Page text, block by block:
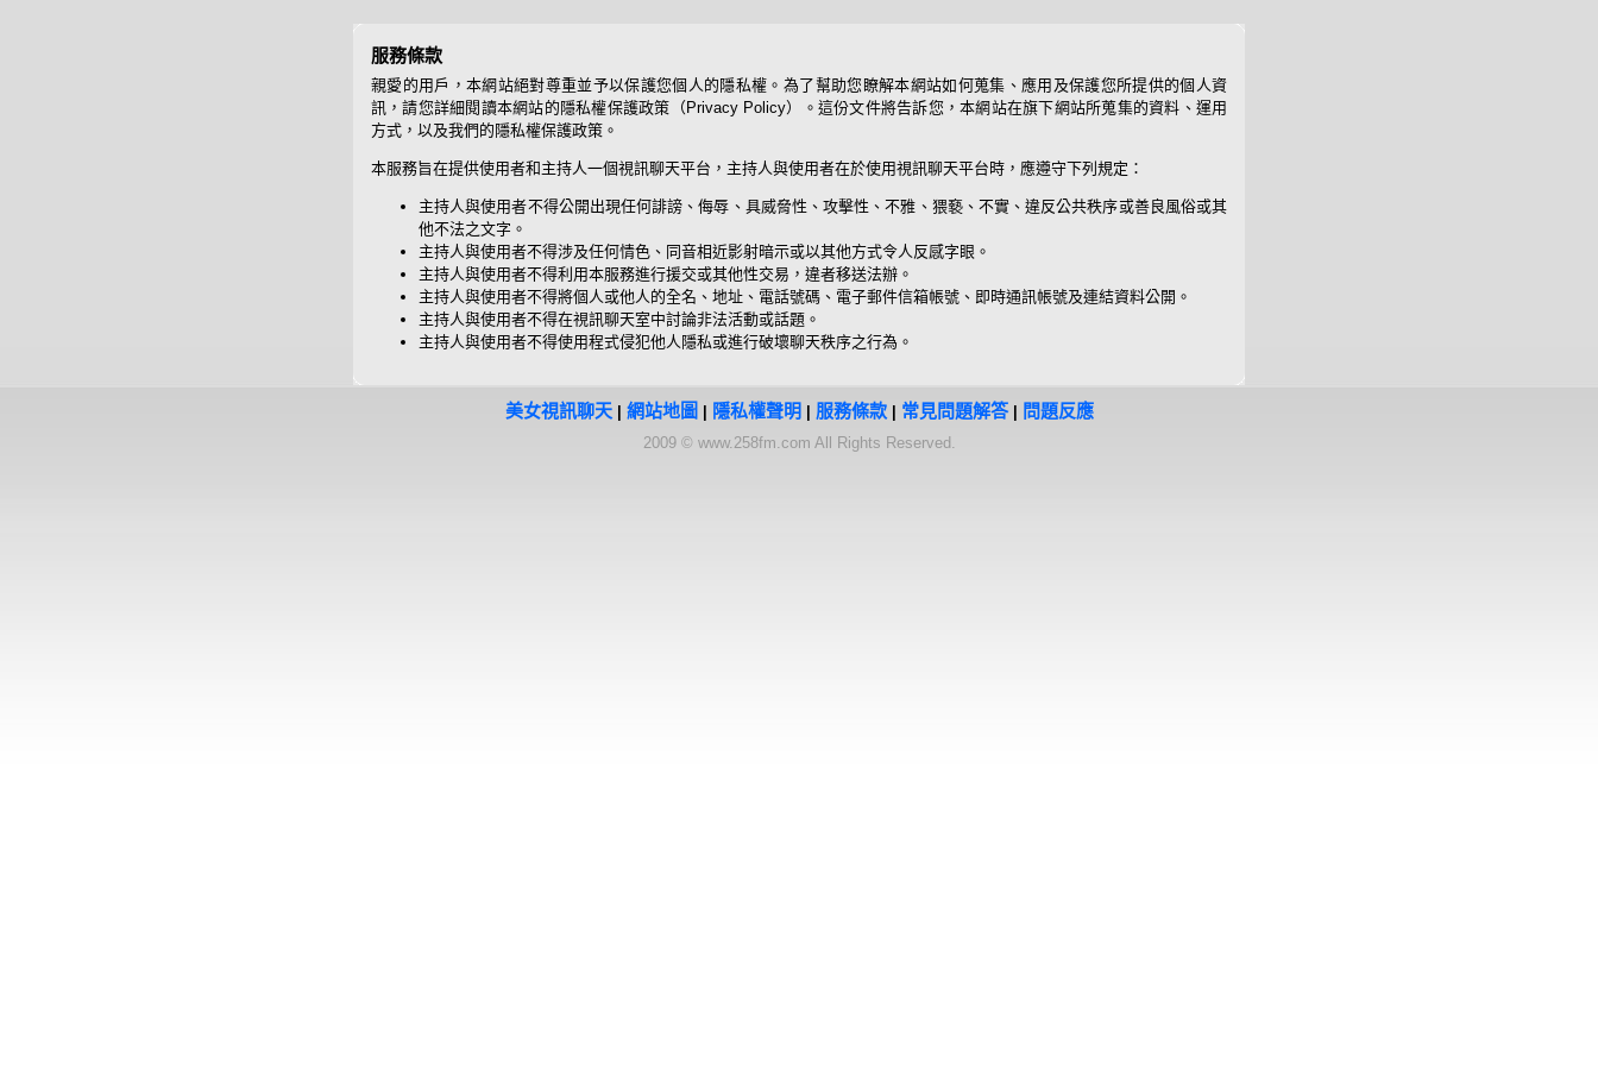
服務條款
親愛的用戶，本網站絕對尊重並予以保護您個人的隱私權。為了幫助您瞭解本網站如何蒐集、應用及保護您所提供的個人資
訊，請您詳細閱讀本網站的隱私權保護政策（Privacy Policy）。這份文件將告訴您，本網站在旗下網站所蒐集的資料、運用
方式，以及我們的隱私權保護政策。
本服務旨在提供使用者和主持人一個視訊聊天平台，主持人與使用者在於使用視訊聊天平台時，應遵守下列規定：
主持人與使用者不得公開出現任何誹謗、侮辱、具威脅性、攻擊性、不雅、猥褻、不實、違反公共秩序或善良風俗或其
他不法之文字。
主持人與使用者不得涉及任何情色、同音相近影射暗示或以其他方式令人反感字眼。
主持人與使用者不得利用本服務進行援交或其他性交易，違者移送法辦。
主持人與使用者不得將個人或他人的全名、地址、電話號碼、電子郵件信箱帳號、即時通訊帳號及連結資料公開。
主持人與使用者不得在視訊聊天室中討論非法活動或話題。
主持人與使用者不得使用程式侵犯他人隱私或進行破壞聊天秩序之行為。
美女視訊聊天| 網站地圖 隱私權聲明 服務條款| 常見問題解答| 問題反應
2009 © www.258fm.com All Rights Reserved.